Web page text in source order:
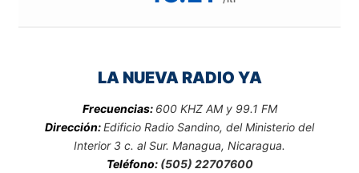
LA NUEVA RADIO YA
Frecuencias: 600 KHZ AM y 99.1 FM
Dirección:Edificio Radio Sandino, del Ministerio del
Interior 3 c. al Sur. Managua, Nicaragua.
Teléfono: (505) 22707600